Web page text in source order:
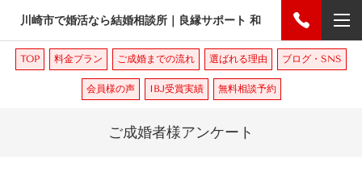
川崎市で婚活なら結婚相談所｜良縁サポート 和
TOP 料金プラン ご成婚までの流れ 選ばれる理由 ブログ・SNS
会員様の声 IBJ受賞実績 無料相談予約
ご成婚者様アンケート